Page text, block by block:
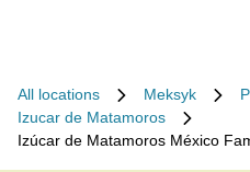
All locations Meksyk
Izucar de Matamoros
Izúcar de Matamoros México